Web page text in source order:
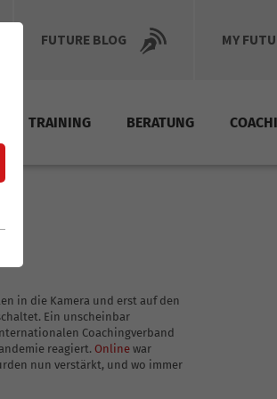
FUTURE BLOG MY
TRAINING
Business
Menschen
BERATUNG
Upskill - Coaching als erfolgreicher Business
Upskill - Coaching hochsensibler Menschen
Upskill - Executive-Coaching
in die Kamera und erst auf den
Ein unscheinbar
Coachingverband
reagiert. Online war
nun verstärkt, und wo immer